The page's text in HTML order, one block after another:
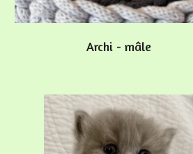
Archi - mâle